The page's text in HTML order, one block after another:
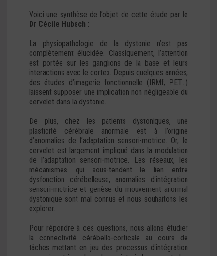
Voici une synthèse de l’objet de cette étude par le
Dr Cécile Hubsch :
La physiopathologie de la dystonie n’est pas
complètement élucidée. Classiquement, l’attention
est portée sur les ganglions de la base et leurs
interactions avec le cortex. Depuis quelques années,
des études d’imagerie fonctionnelle (IRMf, PET…)
laissent supposer une implication non négligeable du
cervelet dans la dystonie.
De plus, chez les patients dystoniques, une
plasticité cérébrale anormale est à l’origine
d’anomalies de l’adaptation sensori-motrice. Or, le
cervelet est largement impliqué dans la modulation
de l’adaptation sensori-motrice. Les réseaux, les
mécanismes qui sous-tendent le lien entre
dysfonction cérébelleuse, anomalies d’intégration
sensori-motrice et genèse du mouvement anormal
dystonique sont mal connus et nous souhaitons les
explorer.
Pour répondre à ces questions, nous allons étudier
la connectivité cérébello-corticale au cours de
tâches mettant en jeu des processus d’intégration